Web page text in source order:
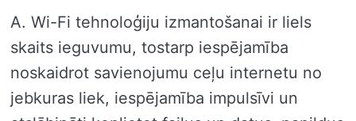
A. Wi-Fi tehnoloģiju izmantošanai ir liels
skaits ieguvumu, tostarp iespējamība
noskaidrot savienojumu ceļu internetu no
jebkuras liek, iespējamība impulsīvi un